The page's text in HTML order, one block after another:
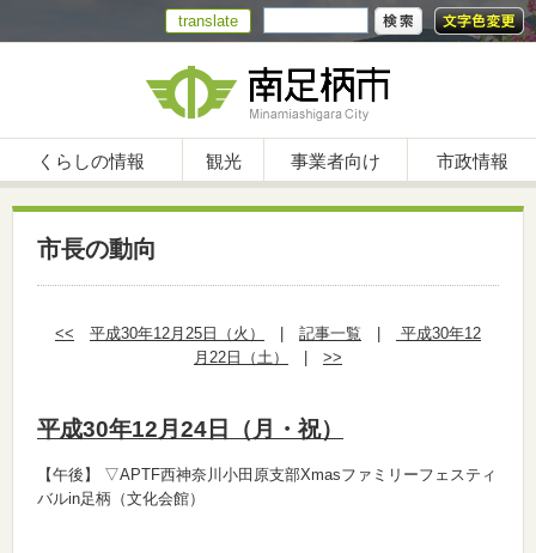
translate
くらしの情報 観光 事業者向け 市政情報
市長の動向
<< 平成30年12月25日（火） 記事一覧
平成30年12
月22日（土）
>>
平成30年12月24日（月・祝）
【午後】
▽APTF西神奈川小田原支部Xmasファミリーフェスティ
バルin足柄（文化会館）